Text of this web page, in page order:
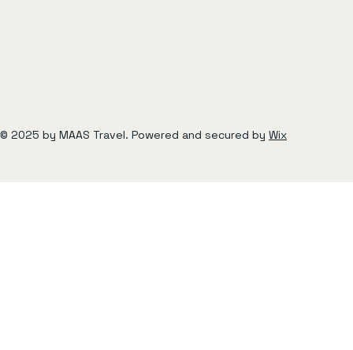
© 2025 by MAAS Travel. Powered and secured by Wix